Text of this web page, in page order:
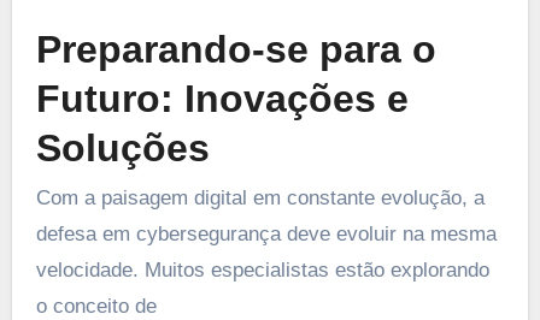
Preparando-se para o
Futuro: Inovações e
Soluções
Com a paisagem digital em constante evolução, a
defesa em cybersegurança deve evoluir na mesma
velocidade. Muitos especialistas estão explorando
o conceito de